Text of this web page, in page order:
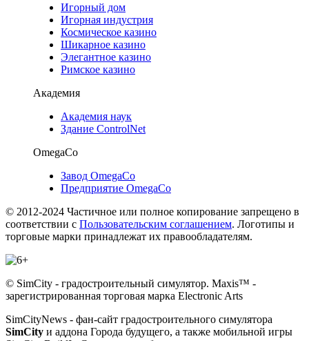
Игорный дом
Игорная индустрия
Космическое казино
Шикарное казино
Элегантное казино
Римское казино
Академия
Академия наук
Здание ControlNet
OmegaCo
Завод OmegaCo
Предприятие OmegaCo
© 2012-2024 Частичное или полное копирование запрещено в
соответствии с Пользовательским соглашением. Логотипы и
торговые марки принадлежат их правообладателям.
© SimCity - градостроительный симулятор. Maxis™ -
зарегистрированная торговая марка Electronic Arts
SimCityNews - фан-сайт градостроительного симулятора
SimCity и аддона Города будущего, а также мобильной игры